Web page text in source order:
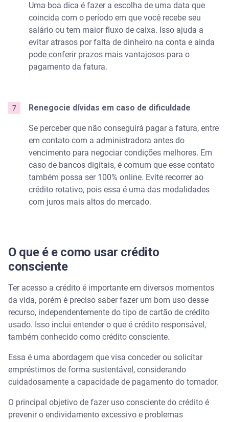
Uma boa dica é fazer a escolha de uma data que
coincida com o período em que você recebe seu
salário ou tem maior fluxo de caixa. Isso ajuda a
evitar atrasos por falta de dinheiro na conta e ainda
pode conferir prazos mais vantajosos para o
pagamento da fatura.
Renegocie dívidas em caso de dificuldade
Se perceber que não conseguirá pagar a fatura, entre
em contato com a administradora antes do
vencimento para negociar condições melhores. Em
caso de bancos digitais, é comum que esse contato
também possa ser 100% online. Evite recorrer ao
crédito rotativo, pois essa é uma das modalidades
com juros mais altos do mercado.
O que é e como usar crédito
consciente
Ter acesso a crédito é importante em diversos momentos
da vida, porém é preciso saber fazer um bom uso desse
recurso, independentemente do tipo de cartão de crédito
usado. Isso inclui entender o que é crédito responsável,
também conhecido como crédito consciente.
Essa é uma abordagem que visa conceder ou solicitar
empréstimos de forma sustentável, considerando
cuidadosamente a capacidade de pagamento do tomador.
O principal objetivo de fazer uso consciente do crédito é
prevenir o endividamento excessivo e problemas